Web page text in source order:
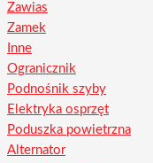
Zawias
Zamek
Inne
Ogranicznik
Podnośnik szyby
Elektryka osprzęt
Poduszka powietrzna
Alternator